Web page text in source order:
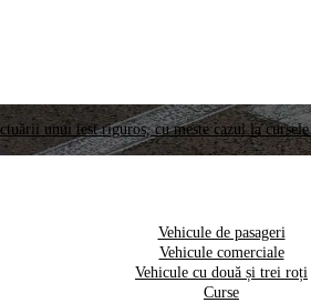
unui test riguros, cu meste cazul la
Vehicule de pasageri
Vehicule comerciale
Vehicule cu două și trei roți
Curse